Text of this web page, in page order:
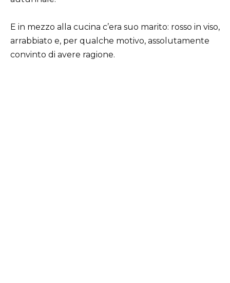
E in mezzo alla cucina c’era suo marito: rosso in viso,
arrabbiato e, per qualche motivo, assolutamente
convinto di avere ragione.